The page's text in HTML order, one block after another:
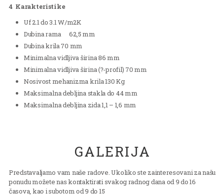
4 Karakteristike
Uf 2.1 do 3.1 W/m2K
Dubina rama 62,5 mm
Dubina krila 70 mm
Minimalna vidljiva širina 86 mm
Minimalna vidljiva širina (?-profil) 70 mm
Nosivost mehanizma krila 130 Kg
Maksimalna debljina stakla do 44 mm
Maksimalna debljina zida 1,1 – 1,6 mm
GALERIJA
Predstavaljamo vam naše radove. Ukoliko ste zainteresovani za našu
ponudu možete nas kontaktirati svakog radnog dana od 9 do 16
časova, kao i subotom od 9 do 15